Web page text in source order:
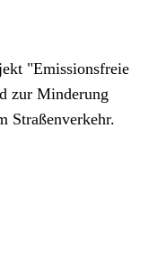
"Emissionsfreie
zur Minderung
Straßenverkehr.